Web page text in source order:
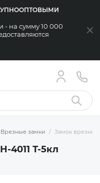
- на сумму 10 000
Найти
Врезные замки Замок врезной
4011 Т-5кл